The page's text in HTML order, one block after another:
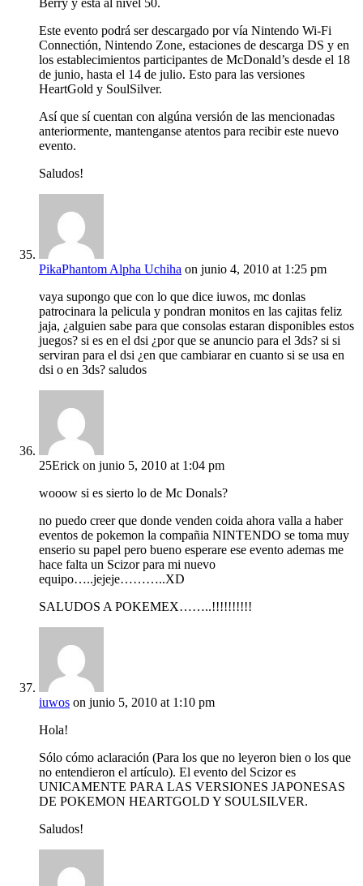
Berry y esta al nivel 50.
Este evento podrá ser descargado por vía Nintendo Wi-Fi
Connectión, Nintendo Zone, estaciones de descarga DS y en
los establecimientos participantes de McDonald’s desde el 18
de junio, hasta el 14 de julio. Esto para las versiones
HeartGold y SoulSilver.
Así que sí cuentan con algúna versión de las mencionadas
anteriormente, mantenganse atentos para recibir este nuevo
evento.
Saludos!
PikaPhantom Alpha Uchiha on junio 4, 2010 at 1:25 pm
vaya supongo que con lo que dice iuwos, mc donlas
patrocinara la pelicula y pondran monitos en las cajitas feliz
jaja, ¿alguien sabe para que consolas estaran disponibles estos
juegos? si es en el dsi ¿por que se anuncio para el 3ds? si si
serviran para el dsi ¿en que cambiarar en cuanto si se usa en
dsi o en 3ds? saludos
25Erick on junio 5, 2010 at 1:04 pm
wooow si es sierto lo de Mc Donals?
no puedo creer que donde venden coida ahora valla a haber
eventos de pokemon la compañia NINTENDO se toma muy
enserio su papel pero bueno esperare ese evento ademas me
hace falta un Scizor para mi nuevo
equipo…..jejeje………..XD
SALUDOS A POKEMEX……..!!!!!!!!!!
iuwos on junio 5, 2010 at 1:10 pm
Hola!
Sólo cómo aclaración (Para los que no leyeron bien o los que
no entendieron el artículo). El evento del Scizor es
UNICAMENTE PARA LAS VERSIONES JAPONESAS
DE POKEMON HEARTGOLD Y SOULSILVER.
Saludos!